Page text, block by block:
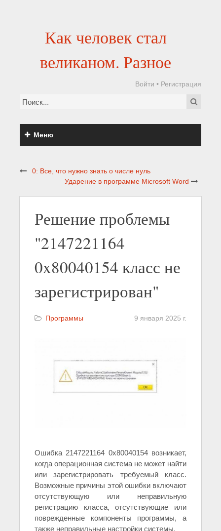
Как человек стал
великаном. Разное
Войти • Регистрация
Меню
0: Все, что нужно знать о числе нуль
Ударение в программе Microsoft Word
Решение проблемы
"2147221164
0x80040154 класс не
зарегистрирован"
Программы 9 января 2025 г.
Ошибка 2147221164 0x80040154 возникает,
когда операционная система не может найти
или зарегистрировать требуемый класс.
Возможные причины этой ошибки включают
отсутствующую или неправильную
регистрацию класса, отсутствующие или
поврежденные компоненты программы, а
также неправильные настройки системы.